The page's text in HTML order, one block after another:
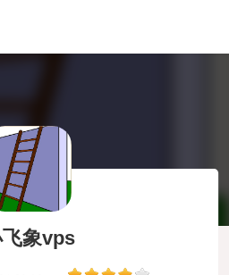
象vps